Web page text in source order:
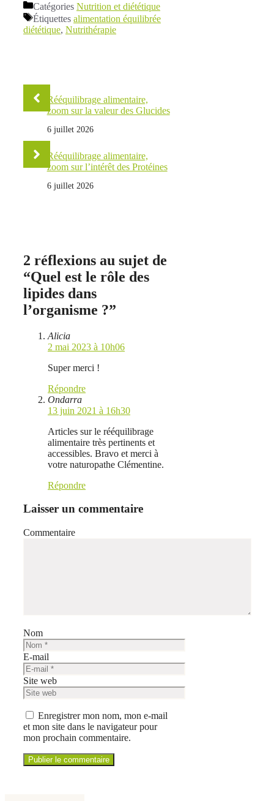
Catégories Nutrition et diététique
Étiquettes alimentation équilibrée
diététique, Nutrithérapie
Rééquilibrage alimentaire,
zoom sur la valeur des Glucides
6 juillet 2026
Rééquilibrage alimentaire,
zoom sur l’intérêt des Protéines
6 juillet 2026
2 réflexions au sujet de
“Quel est le rôle des
lipides dans
l’organisme ?”
Alicia
2 mai 2023 à 10h06
Super merci !
Répondre
Ondarra
13 juin 2021 à 16h30
Articles sur le rééquilibrage
alimentaire très pertinents et
accessibles. Bravo et merci à
votre naturopathe Clémentine.
Répondre
Laisser un commentaire
Commentaire
Nom
E-mail
Site web
Enregistrer mon nom, mon e-mail
et mon site dans le navigateur pour
mon prochain commentaire.